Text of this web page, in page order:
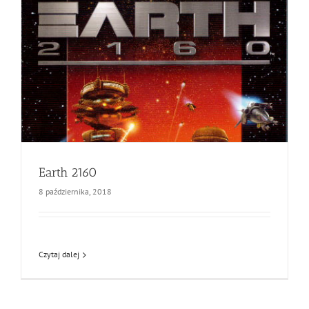
Earth 2160
8 października, 2018
Czytaj dalej